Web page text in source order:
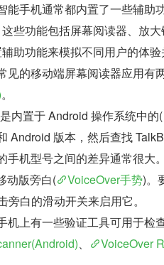
能手机通常都内置了一些辅助
些功能包括屏幕阅读器、放
助功能来模拟不同用户的体验
见的移动端屏幕阅读器应用有
。
内置于 Android 操作系统中的(
Android 版本，然后查找
机型号之间的差异通常很大。
动版旁白(
VoiceOver手势)。
旁白的滑动开关来启用它。
机上有一些验证工具可用于检
、 VoiceOver